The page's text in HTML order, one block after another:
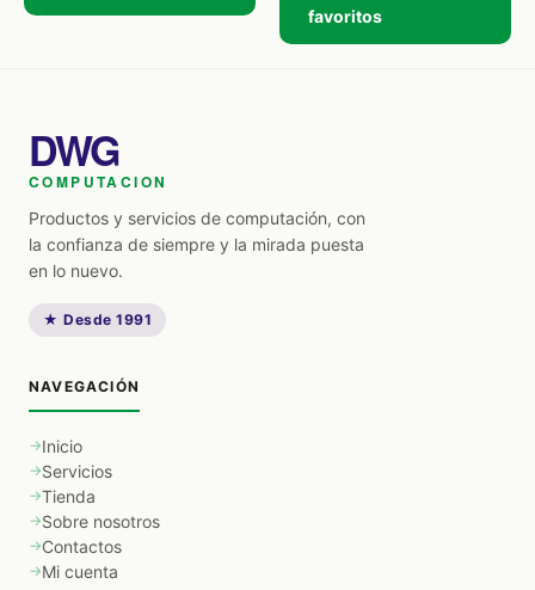
favoritos
DWG
COMPUTACION
Productos y servicios de computación, con
la confianza de siempre y la mirada puesta
en lo nuevo.
★ Desde 1991
NAVEGACIÓN
Inicio
Servicios
Tienda
Sobre nosotros
Contactos
Mi cuenta